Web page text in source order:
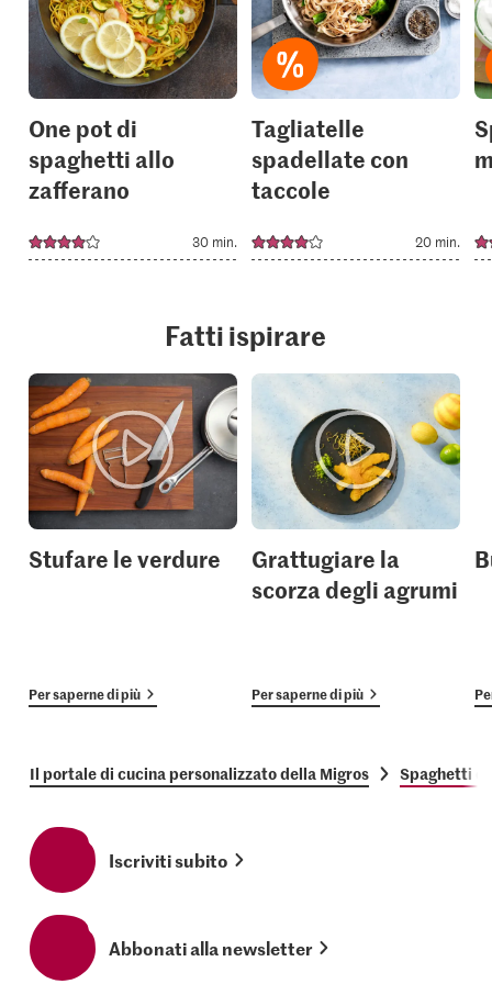
to
your
collections.
One pot di
spaghetti allo
zafferano
30 min.
to
your
Tagliatelle
spadellate con
taccole
20 min.
Fatti ispirare
Stufare le verdure
Per saperne di più
Grattugiare la
scorza degli agrumi
Per saperne di più
Il portale di cucina personalizzato della Migros Spaghetti
Iscriviti subito
Abbonati alla newsletter